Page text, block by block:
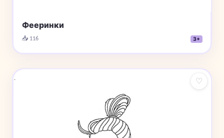
Фееринки
📥 116 3+
♡